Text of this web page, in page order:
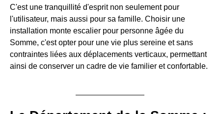
C'est une tranquillité d'esprit non seulement pour
l'utilisateur, mais aussi pour sa famille. Choisir une
installation monte escalier pour personne âgée du
Somme, c'est opter pour une vie plus sereine et sans
contraintes liées aux déplacements verticaux, permettant
ainsi de conserver un cadre de vie familier et confortable.